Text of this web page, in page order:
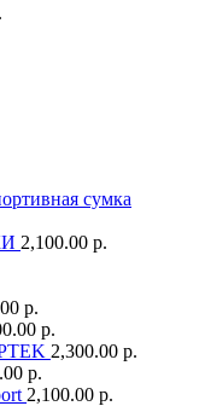
сумка
2,100.00 р.
р.
р.
2,300.00 р.
р.
2,100.00 р.